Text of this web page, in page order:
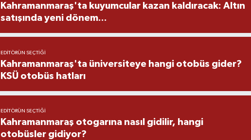
Kahramanmaraş'ta kuyumcular kazan kaldıracak: Altın
satışında yeni dönem...
EDITÖRÜN SEÇTIĞI
Kahramanmaraş'ta üniversiteye hangi otobüs gider?
KSÜ otobüs hatları
EDITÖRÜN SEÇTIĞI
Kahramanmaraş otogarına nasıl gidilir, hangi
otobüsler gidiyor?